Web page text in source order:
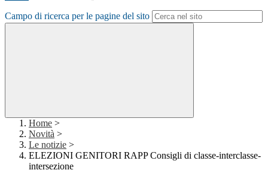
Campo di ricerca per le pagine del sito
Home >
Novità >
Le notizie >
ELEZIONI GENITORI RAPP Consigli di classe-interclasse-
intersezione